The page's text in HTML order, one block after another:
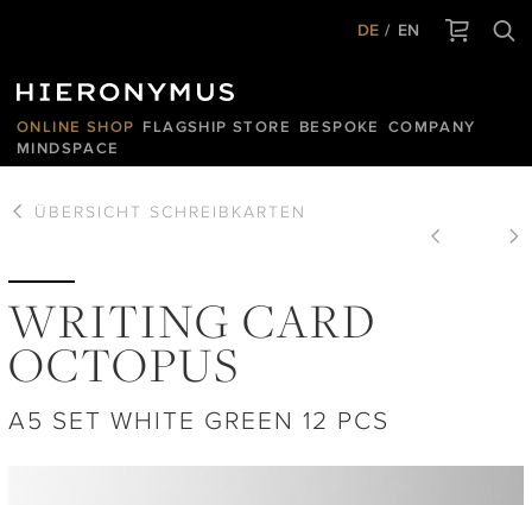
DE EN
ONLINE SHOP FLAGSHIP STORE BESPOKE
COMPANY
MINDSPACE
ÜBERSICHT SCHREIBKARTEN
WRITING CARD
OCTOPUS
A5 SET WHITE GREEN 12 PCS